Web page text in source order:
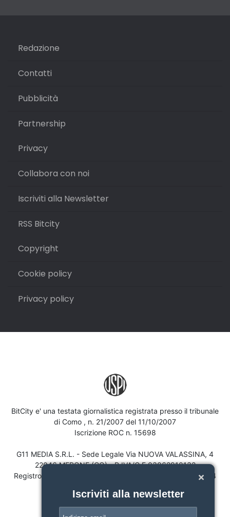
Redazione
Contatti
Pubblicità
Partnership
Privacy
Collabora con noi
Iscriviti alla Newsletter
RSS Bitcity
Copyright
Cookie policy
Privacy policy
BitCity e' una testata giornalistica registrata presso il tribunale
di Como , n. 21/2007 del 11/10/2007
Iscrizione ROC n. 15698
G11 MEDIA S.R.L. - Sede Legale Via NUOVA VALASSINA, 4
22046 MERONE (CO) - P.IVA/C.F.03062910132
Registro imprese di Como n. 03062910132 - REA n. 293834
Iscriviti alla newsletter